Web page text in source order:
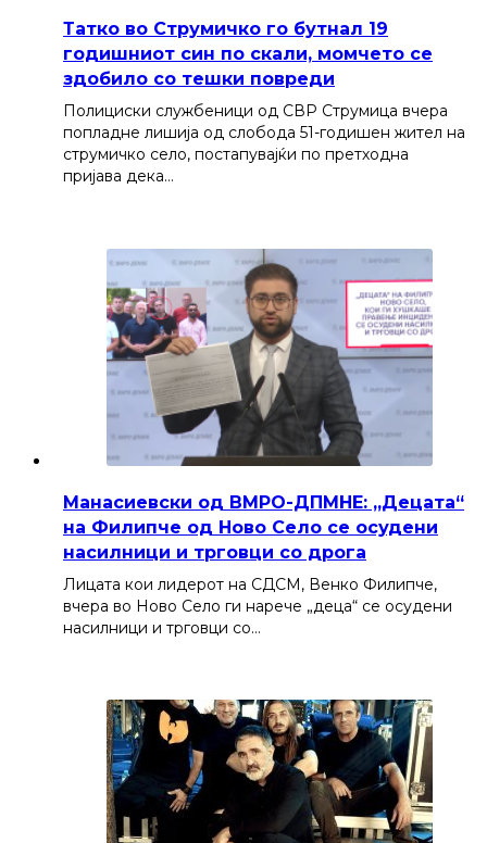
Татко во Струмичко го бутнал 19
годишниот син по скали, момчето се
здобило со тешки повреди
Полициски службеници од СВР Струмица вчера
попладне лишија од слобода 51-годишен жител на
струмичко село, постапувајќи по претходна
пријава дека…
Манасиевски од ВМРО-ДПМНЕ: „Децата“
на Филипче од Ново Село се осудени
насилници и трговци со дрога
Лицата кои лидерот на СДСМ, Венко Филипче,
вчера во Ново Село ги нарече „деца“ се осудени
насилници и трговци со…